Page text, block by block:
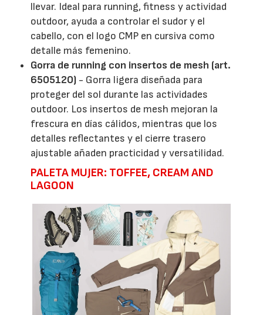
llevar. Ideal para running, fitness y actividad
outdoor, ayuda a controlar el sudor y el
cabello, con el logo CMP en cursiva como
detalle más femenino.
Gorra de running con insertos de mesh (art.
6505120) - Gorra ligera diseñada para
proteger del sol durante las actividades
outdoor. Los insertos de mesh mejoran la
frescura en días cálidos, mientras que los
detalles reflectantes y el cierre trasero
ajustable añaden practicidad y versatilidad.
PALETA MUJER: TOFFEE, CREAM AND
LAGOON